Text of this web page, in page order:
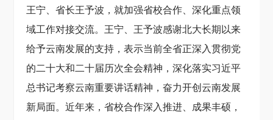
王宁、省长王予波，就加强省校合作、深化重点领
域工作对接交流。王宁、王予波感谢北大长期以来
给予云南发展的支持，表示当前全省正深入贯彻党
的二十大和二十届历次全会精神，深化落实习近平
总书记考察云南重要讲话精神，奋力开创云南发展
新局面。近年来，省校合作深入推进、成果丰硕，